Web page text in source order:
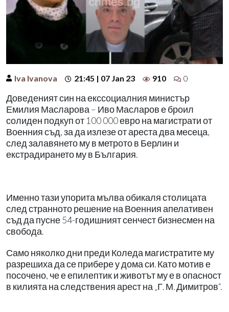
Iva Ivanova 21:45 | 07 Jan 23 910 0
Доведеният син на екссоциалния министър
Емилия Масларова – Иво Масларов е броил
солиден подкуп от 100 000 евро на магистрати от
Военния съд, за да излезе от ареста два месеца,
след залавянето му в метрото в Берлин и
екстрадирането му в България.
Именно тази упорита мълва обикаля столицата
след странното решение на Военния апелативен
съд да пусне 54-годишният сенчест бизнесмен на
свобода.
Само няколко дни преди Коледа магистратите му
разрешиха да се прибере у дома си. Като мотив е
посочено, че е епилептик и животът му е в опасност
в килията на следствения арест на „Г. М. Димитров“.